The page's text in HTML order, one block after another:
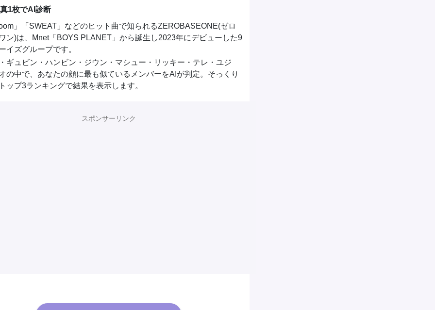
1枚でAI診断
」「SWEAT」などのヒット曲で知られるZEROBASEONE(ゼロ
ン)は、Mnet「BOYS PLANET」から誕生し2023年にデビューした9
イズグループです。
ギュビン・ハンビン・ジウン・マシュー・リッキー・テレ・ユジ
の中で、あなたの顔に最も似ているメンバーをAIが判定。そっくり
ップ3ランキングで結果を表示します。
スポンサーリンク